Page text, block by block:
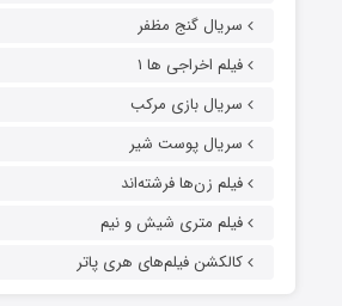
سریال گنج مظفر
فیلم اخراجی ها ۱
سریال بازی مرکب
سریال پوست شیر
فیلم زن‌ها فرشته‌اند
فیلم متری شیش و نیم
کالکشن فیلم‌های هری پاتر